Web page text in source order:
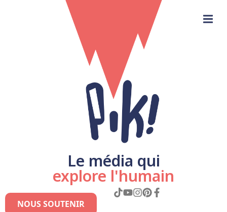
Le média qui
explore l'humain
NOUS SOUTENIR